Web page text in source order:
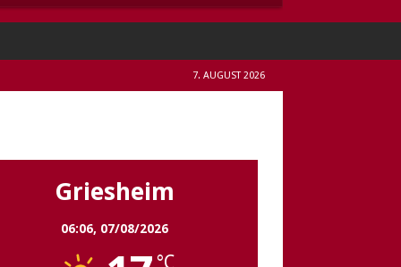
7. AUGUST 2026
Griesheim
06:06, 07/08/2026
°C